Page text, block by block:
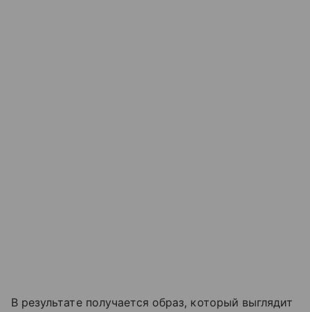
В результате получается образ, который выглядит